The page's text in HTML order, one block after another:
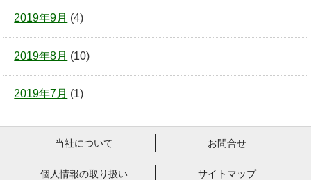
2019年9月 (4)
2019年8月 (10)
2019年7月 (1)
当社について お問合せ
個人情報の取り扱い サイトマップ